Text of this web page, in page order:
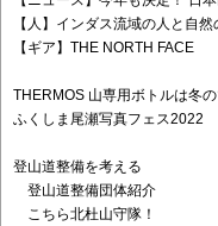
【人】インダス流域の人と自
【ギア】THE NORTH FACE
THERMOS 山専用ボトルは冬
ふくしま尾瀬写真フェス2022
登山道整備を考える
登山道整備団体紹介
こちら北杜山守隊！